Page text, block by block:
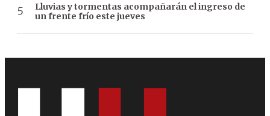
Lluvias y tormentas acompañarán el ingreso de
un frente frío este jueves